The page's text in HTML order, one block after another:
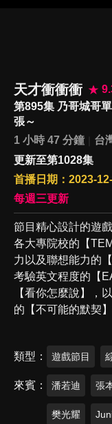
天才衝衝衝
第895集 乃哥城哥
張～
1 小時 47 分鐘
台
更新至第1028集
首播日期：2023-
每週三更新
節目精心設計的遊
各大專院校的【
力以及聯想能力的
考驗英文程度的【
【看你怎麼說】，
的【不可能的默契
類型 遊戲節目
來賓 潘若迪 張
樊光耀